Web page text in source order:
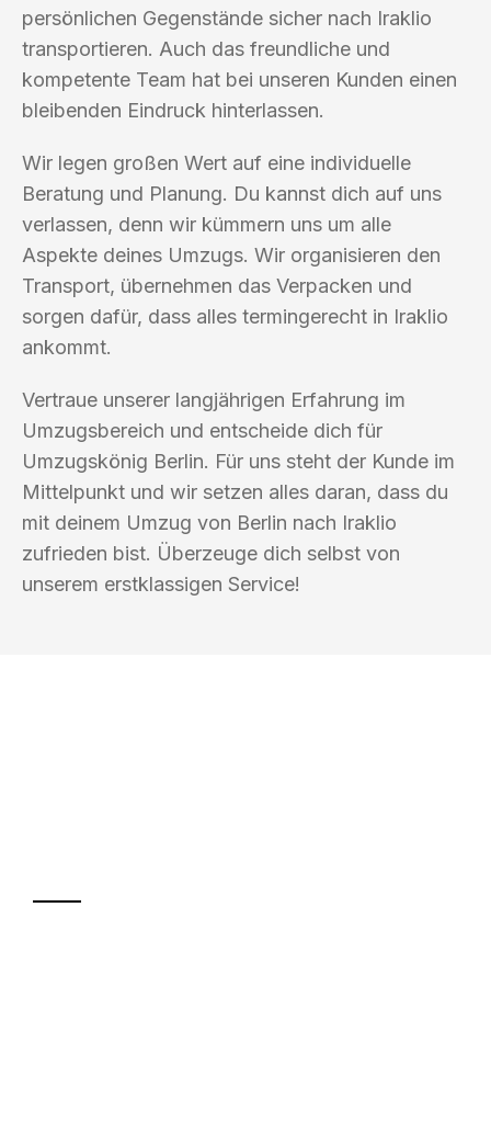
persönlichen Gegenstände sicher nach Iraklio
transportieren. Auch das freundliche und
kompetente Team hat bei unseren Kunden einen
bleibenden Eindruck hinterlassen.
Wir legen großen Wert auf eine individuelle
Beratung und Planung. Du kannst dich auf uns
verlassen, denn wir kümmern uns um alle
Aspekte deines Umzugs. Wir organisieren den
Transport, übernehmen das Verpacken und
sorgen dafür, dass alles termingerecht in Iraklio
ankommt.
Vertraue unserer langjährigen Erfahrung im
Umzugsbereich und entscheide dich für
Umzugskönig Berlin. Für uns steht der Kunde im
Mittelpunkt und wir setzen alles daran, dass du
mit deinem Umzug von Berlin nach Iraklio
zufrieden bist. Überzeuge dich selbst von
unserem erstklassigen Service!